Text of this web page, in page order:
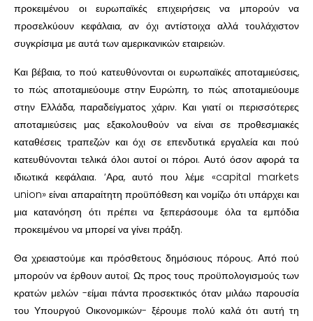
προκειμένου οι ευρωπαϊκές επιχειρήσεις να μπορούν να
προσελκύουν κεφάλαια, αν όχι αντίστοιχα αλλά τουλάχιστον
συγκρίσιμα με αυτά των αμερικανικών εταιρειών.
Και βέβαια, το πού κατευθύνονται οι ευρωπαϊκές αποταμιεύσεις,
το πώς αποταμιεύουμε στην Ευρώπη, το πώς αποταμιεύουμε
στην Ελλάδα, παραδείγματος χάριν. Και γιατί οι περισσότερες
αποταμιεύσεις μας εξακολουθούν να είναι σε προθεσμιακές
καταθέσεις τραπεζών και όχι σε επενδυτικά εργαλεία και πού
κατευθύνονται τελικά όλοι αυτοί οι πόροι. Αυτό όσον αφορά τα
ιδιωτικά κεφάλαια. ‘Αρα, αυτό που λέμε «capital markets
union» είναι απαραίτητη προϋπόθεση και νομίζω ότι υπάρχει και
μια κατανόηση ότι πρέπει να ξεπεράσουμε όλα τα εμπόδια
προκειμένου να μπορεί να γίνει πράξη.
Θα χρειαστούμε και πρόσθετους δημόσιους πόρους. Από πού
μπορούν να έρθουν αυτοί; Ως προς τους προϋπολογισμούς των
κρατών μελών -είμαι πάντα προσεκτικός όταν μιλάω παρουσία
του Υπουργού Οικονομικών- ξέρουμε πολύ καλά ότι αυτή τη